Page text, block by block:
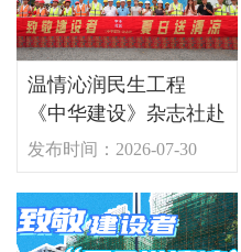
温情沁润民生工程
《中华建设》杂志社赴
引隆补水项目开展“夏
发布时间：2026-07-30